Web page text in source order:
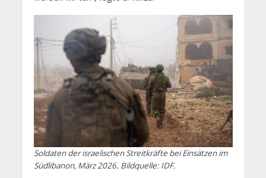
Soldaten der israelischen Streitkräfte bei Einsätzen im
Südlibanon, März 2026. Bildquelle: IDF.